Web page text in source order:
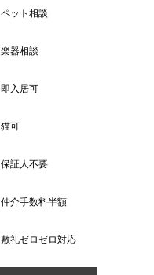
ペット相談
楽器相談
即入居可
猫可
保証人不要
仲介手数料半額
敷礼ゼロゼロ対応